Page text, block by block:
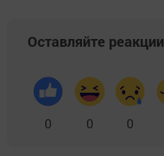
Оставляйте реакции
0 0 0